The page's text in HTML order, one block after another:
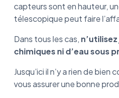
capteurs sont en hauteur,
télescopique peut faire
Dans tous les cas,
chimiques ni d’eau sous
Jusqu’ici il n’y a rien de bien
vous assurer une bonne